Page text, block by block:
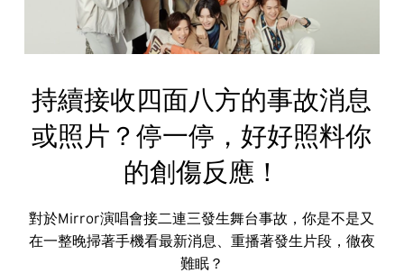
持續接收四面八方的事故消息
或照片？停一停，好好照料你
的創傷反應！
對於Mirror演唱會接二連三發生舞台事故，你是不是又
在一整晚掃著手機看最新消息、重播著發生片段，徹夜
難眠？